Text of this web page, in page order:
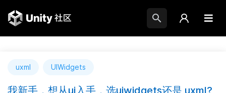
uxml UIWidgets
我新手，想从ui入手，选uiwidgets还是 uxml?